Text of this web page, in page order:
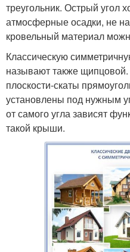
треугольник. Острый угол
атмосферные осадки, не
кровельный материал
Классическую
называют также
плоскости-скаты
установлены под нужным
от самого угла зависят
такой крыши.